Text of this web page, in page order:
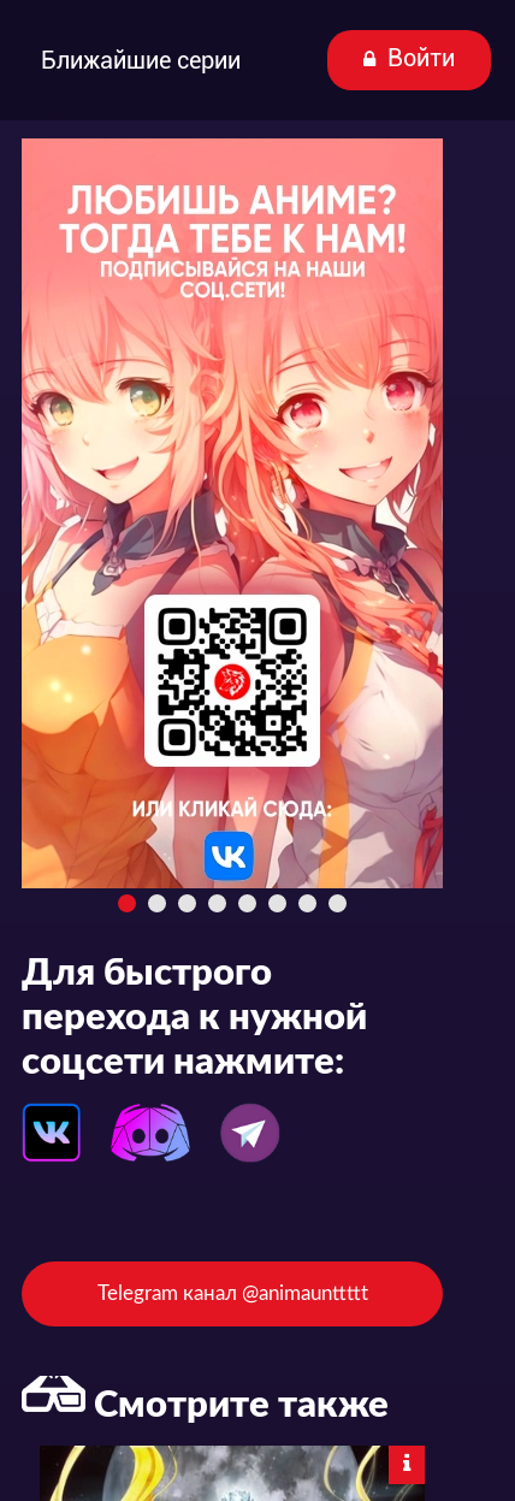
Ближайшие серии Войти
Для быстрого
перехода к нужной
соцсети нажмите:
Telegram канал @animaunttttt
Смотрите также